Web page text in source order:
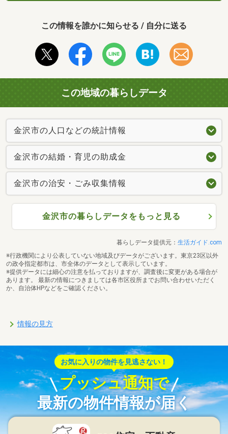
この情報を誰かに知らせる / 自分に送る
この地域の暮らしデータ
金沢市の人口などの統計情報
金沢市の結婚・育児の助成金
金沢市の治安・ごみ収集情報
金沢市の暮らしデータをもっと見る
暮らしデータ提供元： 生活ガイド.com
※行政機関により公表していない地域及びデータがございます。東京23区以外
の政令指定都市は、市全体のデータとして表示しています。
※提供データには細心の注意を払っておりますが、調査後に変更がある場合が
あります。 最新の情報につきましては各市区役所までお問い合わせいただく
か、自治体HPなどをご確認ください。
情報の見方
お気に入りの物件を見逃さない！
プッシュ通知で
最新の物件情報が届く